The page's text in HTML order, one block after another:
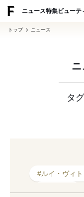
ニュース特集ビューテ
トップ ニュース
ニ
タグ
#ルイ・ヴィト